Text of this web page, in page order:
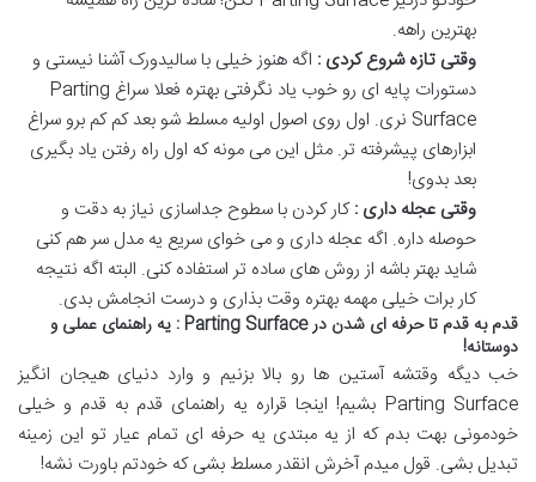
بهترین راهه.
وقتی تازه شروع کردی : اگه هنوز خیلی با سالیدورک آشنا نیستی و
دستورات پایه ای رو خوب یاد نگرفتی بهتره فعلا سراغ Parting
Surface نری. اول روی اصول اولیه مسلط شو بعد کم کم برو سراغ
ابزارهای پیشرفته تر. مثل این می مونه که اول راه رفتن یاد بگیری
بعد بدوی!
وقتی عجله داری :کار کردن با سطوح جداسازی نیاز به دقت و
حوصله داره. اگه عجله داری و می خوای سریع یه مدل سر هم کنی
شاید بهتر باشه از روش های ساده تر استفاده کنی. البته اگه نتیجه
کار برات خیلی مهمه بهتره وقت بذاری و درست انجامش بدی.
قدم به قدم تا حرفه ای شدن درParting Surface : یه راهنمای عملی و
دوستانه!
خب دیگه وقتشه آستین ها رو بالا بزنیم و وارد دنیای هیجان انگیز
Parting Surface بشیم! اینجا قراره یه راهنمای قدم به قدم و خیلی
خودمونی بهت بدم که از یه مبتدی یه حرفه ای تمام عیار تو این زمینه
تبدیل بشی. قول میدم آخرش انقدر مسلط بشی که خودتم باورت نشه!